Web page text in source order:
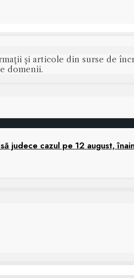
şi articole din surse de
domenii.
judece cazul pe 12 august,